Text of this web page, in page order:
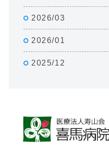
2026/03
2026/01
2025/12